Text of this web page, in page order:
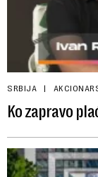
SRBIJA
Ko zapravo